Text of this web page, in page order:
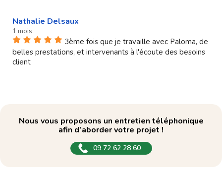
Nathalie Delsaux
1 mois
3ème fois que je travaille avec Paloma, de
belles prestations, et intervenants à l'écoute des besoins
client
Nous vous proposons un entretien téléphonique
afin d’aborder votre projet !
09 72 62 28 60